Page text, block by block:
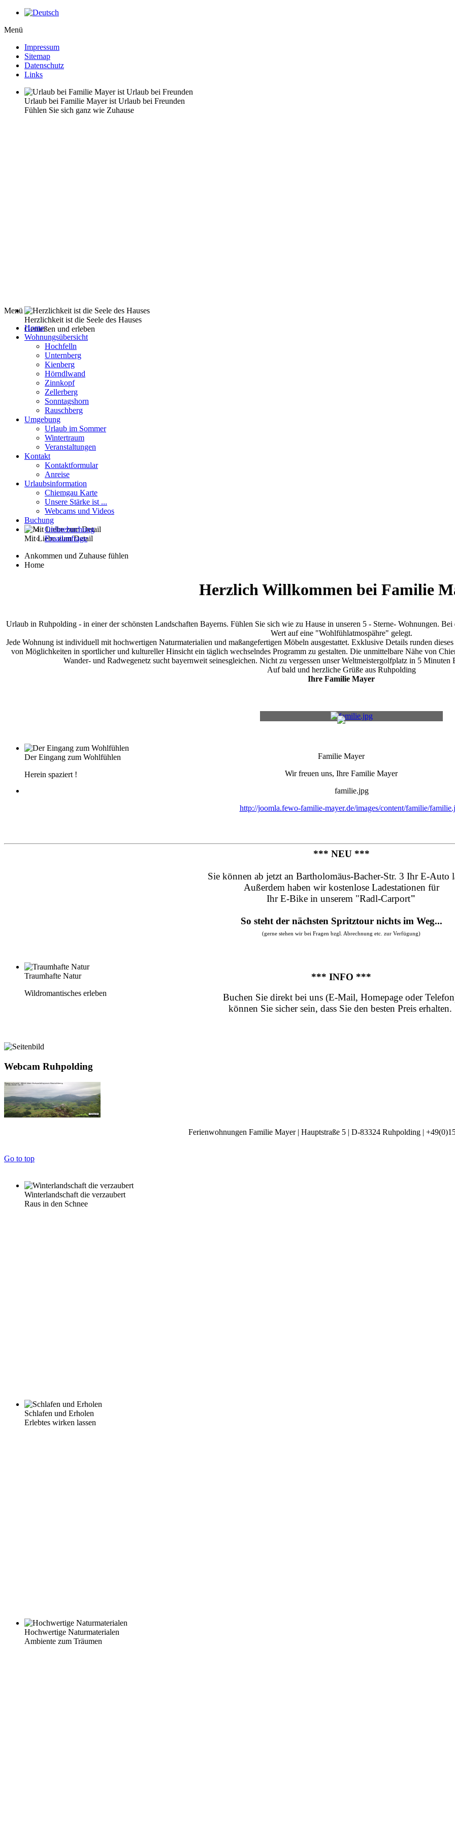
Menü
Impressum
Sitemap
Datenschutz
Links
Urlaub bei Familie Mayer ist Urlaub bei Freunden
Fühlen Sie sich ganz wie Zuhause
Herzlichkeit ist die Seele des Hauses
Genießen und erleben
Mit Liebe zum Detail
Ankommen und Zuhause fühlen
Der Eingang zum Wohlfühlen
Herein spaziert !
Traumhafte Natur
Wildromantisches erleben
Winterlandschaft die verzaubert
Raus in den Schnee
Schlafen und Erholen
Erlebtes wirken lassen
Hochwertige Naturmaterialen
Ambiente zum Träumen
Menü
Home
Wohnungsübersicht
Hochfelln
Unternberg
Kienberg
Hörndlwand
Zinnkopf
Zellerberg
Sonntagshorn
Rauschberg
Umgebung
Urlaub im Sommer
Wintertraum
Veranstaltungen
Kontakt
Kontaktformular
Anreise
Urlaubsinformation
Chiemgau Karte
Unsere Stärke ist ...
Webcams und Videos
Buchung
Onlinebuchung
Emailanfrage
Home
Herzlich Willkommen bei Familie
Urlaub in Ruhpolding - in einer der schönsten Landschaften Bayerns. Fühlen Sie sich wie zu Hause in unseren 5 - Sterne- Wohnungen.
Wert auf eine "Wohlfühlatmospähre" gelegt.
Jede Wohnung ist individuell mit hochwertigen Naturmaterialien und maßangefertigen Möbeln ausgestattet. Exklusive Details runden
von Möglichkeiten in sportlicher und kultureller Hinsicht ein täglich wechselndes Programm zu gestalten. Die unmittelbare Nähe von
Wander- und Radwegenetz sucht bayernweit seinesgleichen. Nicht zu vergessen unser Weltmeistergolfplatz in 5
Auf bald und herzliche Grüße aus Ruhpolding
Ihre Familie Mayer
Familie Mayer
Wir freuen uns, Ihre Familie Mayer
familie.jpg
http://joomla.fewo-familie-mayer.de/images/content/familie/
*** NEU ***
Sie können ab jetzt an Bartholomäus-Bacher-Str. 3 Ihr E-Auto
Außerdem haben wir kostenlose Ladestationen für
Ihr E-Bike in unserem "Radl-Carport"
So steht der nächsten Spritztour nichts im Weg...
(gerne stehen wir bei Fragen bzgl. Abrechnung etc. zur Verfügung)
*** INFO ***
Buchen Sie direkt bei uns (E-Mail, Homepage oder
können Sie sicher sein, dass Sie den besten Preis erhalten.
Webcam Ruhpolding
Ferienwohnungen Familie Mayer | Hauptstraße 5 | D-83324 Ruhpolding |
Go to top